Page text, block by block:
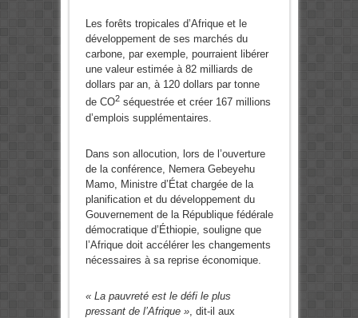
Les forêts tropicales d’Afrique et le
développement de ses marchés du
carbone, par exemple, pourraient libérer
une valeur estimée à 82 milliards de
dollars par an, à 120 dollars par tonne
de CO2séquestrée et créer 167 millions
d’emplois supplémentaires.
Dans son allocution, lors de l’ouverture
de la conférence, Nemera Gebeyehu
Mamo, Ministre d’État chargée de la
planification et du développement du
Gouvernement de la République fédérale
démocratique d’Éthiopie, souligne que
l’Afrique doit accélérer les changements
nécessaires à sa reprise économique.
« La pauvreté est le défi le plus
pressant de l’Afrique », dit-il aux